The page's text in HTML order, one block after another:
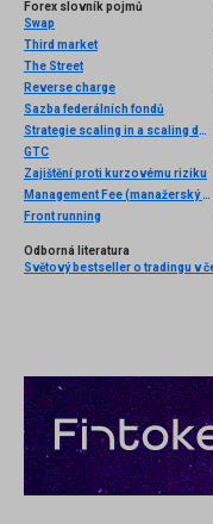
Forex slovník pojmů
Swap
Third market
The Street
Reverse charge
Sazba federálních fondů
Strategie scaling in a scaling down
GTC
Zajištění proti kurzovému riziku
Management Fee (manažerský poplatek)
Front running
Odborná literatura